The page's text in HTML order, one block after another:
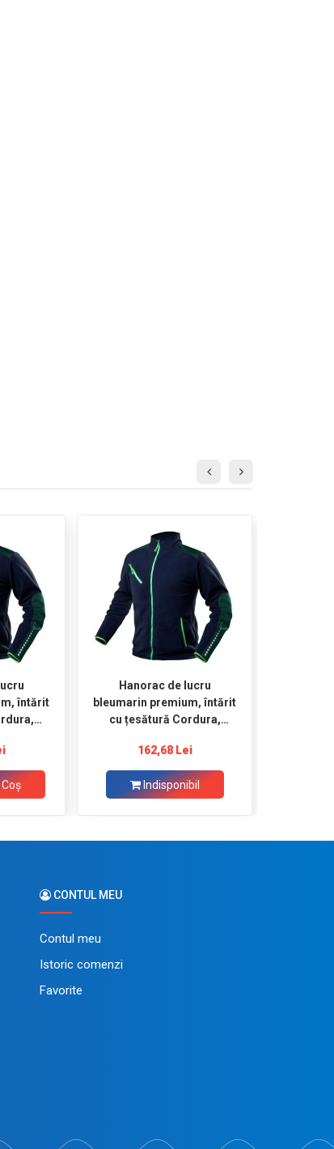
întărit
Hanorac de lucru
bleumarin premium, întărit
cu țesătură Cordura,
162,68 Lei
Indisponibil
CONTUL MEU
Contul meu
Istoric comenzi
Favorite